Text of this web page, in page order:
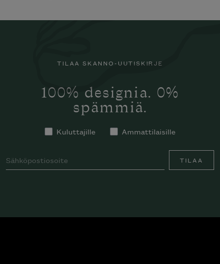
TILAA SKANNO-UUTISKIRJE
100% designia. 0%
spämmiä.
Kuluttajille Ammattilaisille
TILAA